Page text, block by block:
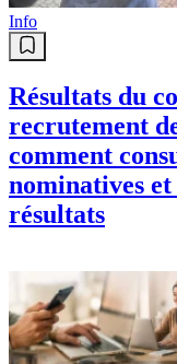
Info
Résultats du
recrutement
comment
nominatives
résultats